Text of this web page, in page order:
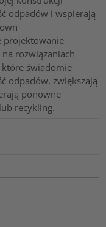
odpadów i wspierają
projektowanie
rozwiązaniach
świadomie
odpadów, zwiększają
ponowne
recykling.